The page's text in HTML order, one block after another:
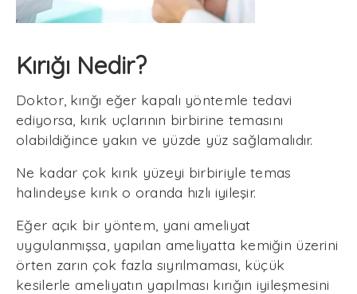
Kırığı Nedir?
Doktor, kırığı eğer kapalı yöntemle tedavi
ediyorsa, kırık uçlarının birbirine temasını
olabildiğince yakın ve yüzde yüz sağlamalıdır.
Ne kadar çok kırık yüzeyi birbiriyle temas
halindeyse kırık o oranda hızlı iyileşir.
Eğer açık bir yöntem, yani ameliyat
uygulanmışsa, yapılan ameliyatta kemiğin üzerini
örten zarın çok fazla sıyrılmaması, küçük
kesilerle ameliyatın yapılması kırığın iyileşmesini